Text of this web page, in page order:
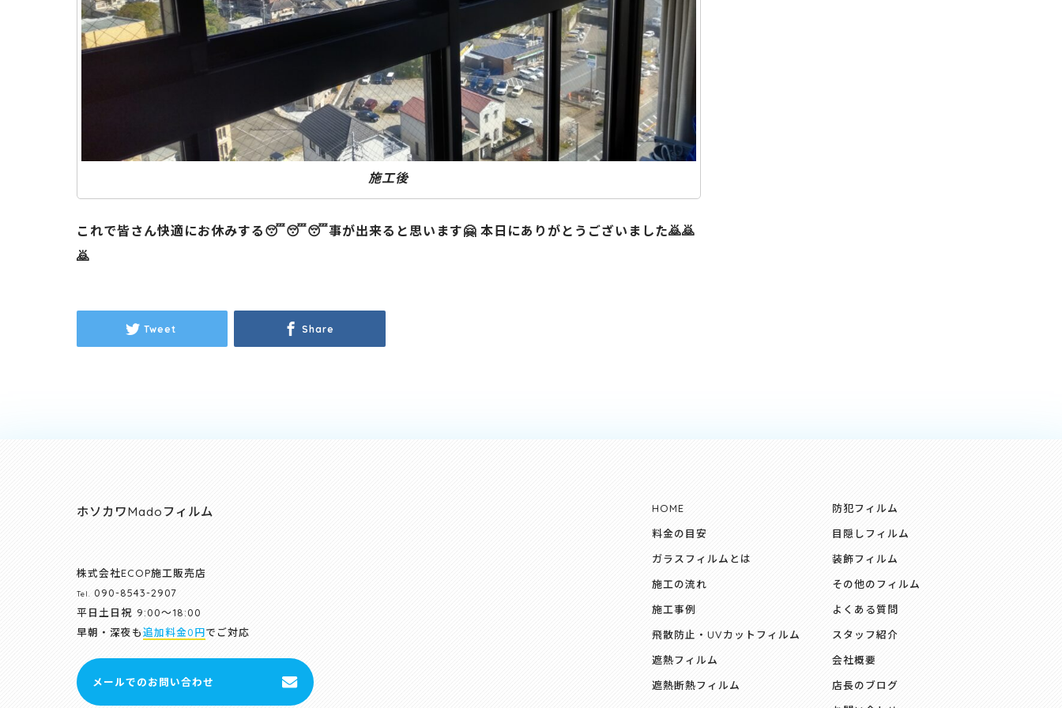
施工後
これで皆さん快適にお休みする😴😴😴事が出来ると思います🤗 本日にありがとうございました🙇🙇
🙇
Tweet Share
ホソカワMadoフィルム
株式会社ECOP施工販売店
Tel.
090-8543-2907
平日土日祝 9:00～18:00
早朝・深夜も追加料金0円でご対応
メールでのお問い合わせ
HOME
料金の目安
ガラスフィルムとは
施工の流れ
施工事例
飛散防止・UVカットフィルム
遮熱フィルム
遮熱断熱フィルム
防犯フィルム
目隠しフィルム
装飾フィルム
その他のフィルム
よくある質問
スタッフ紹介
会社概要
店長のブログ